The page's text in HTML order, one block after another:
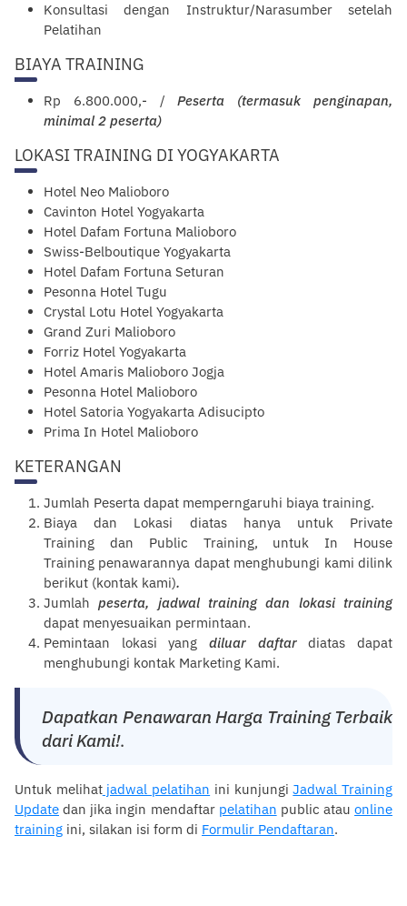
Konsultasi dengan Instruktur/Narasumber setelah
Pelatihan
BIAYA TRAINING
Rp 6.800.000,- /Peserta (termasuk penginapan,
minimal 2 peserta)
LOKASI TRAINING DI YOGYAKARTA
Hotel Neo Malioboro
Cavinton Hotel Yogyakarta
Hotel Dafam Fortuna Malioboro
Swiss-Belboutique Yogyakarta
Hotel Dafam Fortuna Seturan
Pesonna Hotel Tugu
Crystal Lotu Hotel Yogyakarta
Grand Zuri Malioboro
Forriz Hotel Yogyakarta
Hotel Amaris Malioboro Jogja
Pesonna Hotel Malioboro
Hotel Satoria Yogyakarta Adisucipto
Prima In Hotel Malioboro
KETERANGAN
Jumlah Peserta dapat memperngaruhi biaya training.
Biaya dan Lokasi diatas hanya untuk Private
Training dan Public Training, untuk In House
Training penawarannya dapat menghubungi kami dilink
berikut (kontak kami).
Jumlahpeserta, jadwal trainingdan lokasi training
dapat menyesuaikan permintaan.
Pemintaan lokasi yang diluar daftardiatas dapat
menghubungi kontak Marketing Kami.
Dapatkan Penawaran Harga Training Terbaik
dari Kami!.
Untuk melihatjadwal pelatihan ini kunjungiJadwal Training
Update dan jika ingin mendaftar pelatihan public atau online
training ini, silakan isi form di Formulir Pendaftaran.